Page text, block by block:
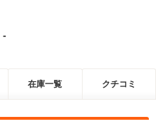
-
在庫一覧 クチコミ